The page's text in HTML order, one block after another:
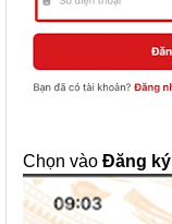
Chọn vào Đăng ký